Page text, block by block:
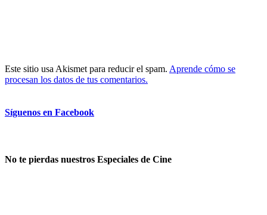
Este sitio usa Akismet para reducir el spam. Aprende cómo se
procesan los datos de tus comentarios.
Síguenos en Facebook
No te pierdas nuestros Especiales de Cine